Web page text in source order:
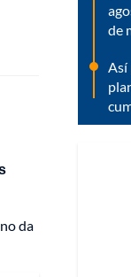
da
de
Así